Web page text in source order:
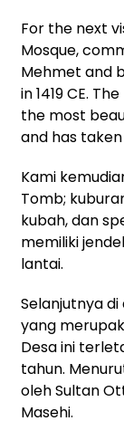
For the next
Mosque,
Mehmet and
in 1419 CE.
the most
and has
Kami
Tomb;
kubah, dan
memiliki
lantai.
Selanjutnya di
yang
Desa ini
tahun.
oleh Sultan
Masehi.